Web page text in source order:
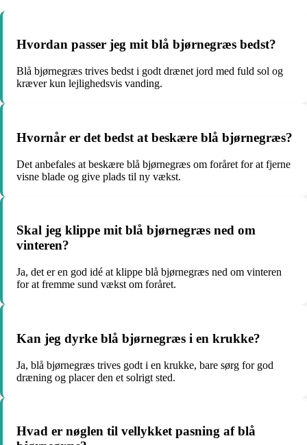
Hvordan passer jeg mit blå bjørnegræs bedst?
Blå bjørnegræs trives bedst i godt drænet jord med fuld sol og
kræver kun lejlighedsvis vanding.
Hvornår er det bedst at beskære blå bjørnegræs?
Det anbefales at beskære blå bjørnegræs om foråret for at fjerne
visne blade og give plads til ny vækst.
Skal jeg klippe mit blå bjørnegræs ned om
vinteren?
Ja, det er en god idé at klippe blå bjørnegræs ned om vinteren
for at fremme sund vækst om foråret.
Kan jeg dyrke blå bjørnegræs i en krukke?
Ja, blå bjørnegræs trives godt i en krukke, bare sørg for god
dræning og placer den et solrigt sted.
Hvad er nøglen til vellykket pasning af blå